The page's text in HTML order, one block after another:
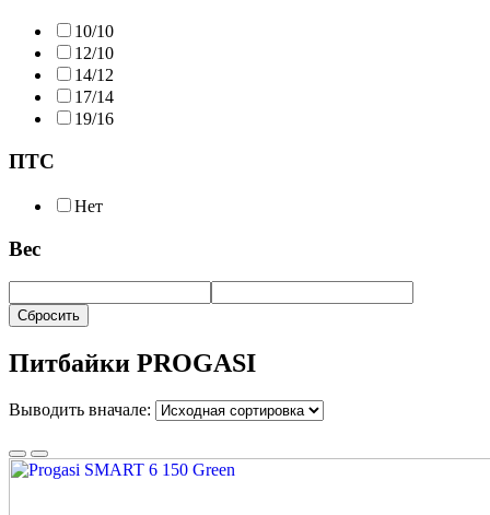
10/10
12/10
14/12
17/14
19/16
ПТС
Нет
Вес
Сбросить
Питбайки PROGASI
Выводить вначале: